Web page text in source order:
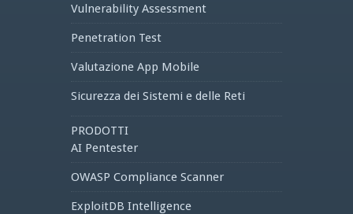
Vulnerability Assessment
Penetration Test
Valutazione App Mobile
Sicurezza dei Sistemi e delle Reti
PRODOTTI
AI Pentester
OWASP Compliance Scanner
ExploitDB Intelligence